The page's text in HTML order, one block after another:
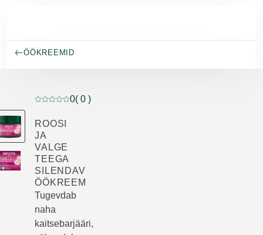
ÖÖKREEMID
Praegune hinnang: 0 5-st tähest hinnanud 0 klienti
0( 0 )
ROOSI
JA
VALGE
TEEGA
SILENDAV
ÖÖKREEM
Tugevdab
naha
kaitsebarjääri,